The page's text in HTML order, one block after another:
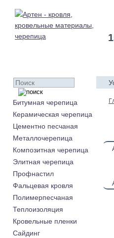
Битумная черепица
Керамическая черепица
Цементно песчаная
Металлочерепица
Композитная черепица
Элитная черепица
Профнастил
Фальцевая кровля
Полимерпесчаная
Теплоизоляция
Кровельные пленки
Cайдинг